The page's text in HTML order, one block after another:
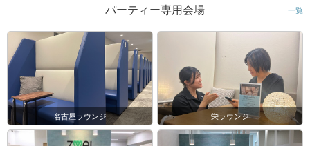
パーティー専用会場 一覧
名古屋ラウンジ 栄ラウンジ